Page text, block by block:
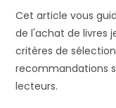
Cet article vous
de l'achat de livres
critères de
recommandations
lecteurs.